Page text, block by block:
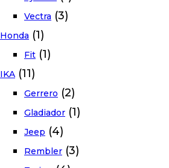
Vectra (3)
Honda (1)
Fit (1)
IKA (11)
Gerrero (2)
Gladiador (1)
Jeep (4)
Rembler (3)